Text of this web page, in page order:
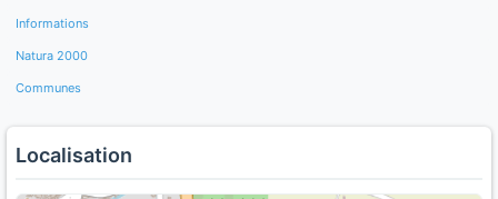
Informations
Natura 2000
Communes
Localisation